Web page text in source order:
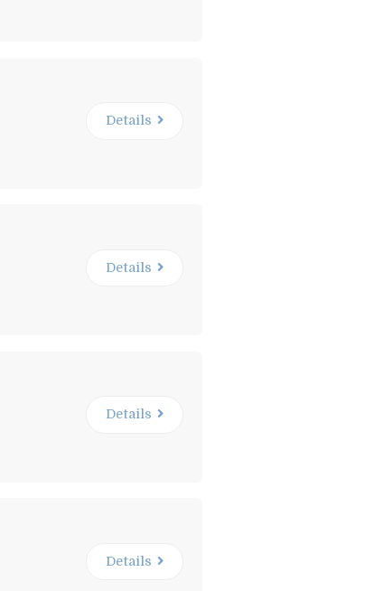
Details
Details
Details
Details